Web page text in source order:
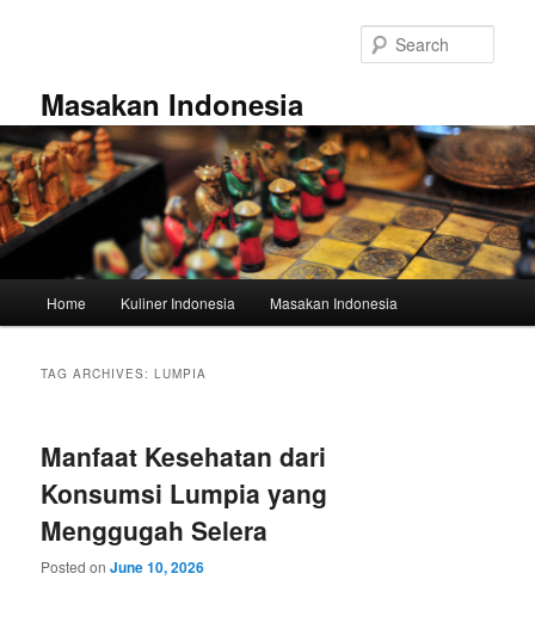
Masakan Indonesia
Home Kuliner Indonesia Masakan Indonesia
TAG ARCHIVES:LUMPIA
Manfaat Kesehatan dari
Konsumsi Lumpia yang
Menggugah Selera
Posted onJune 10, 2026